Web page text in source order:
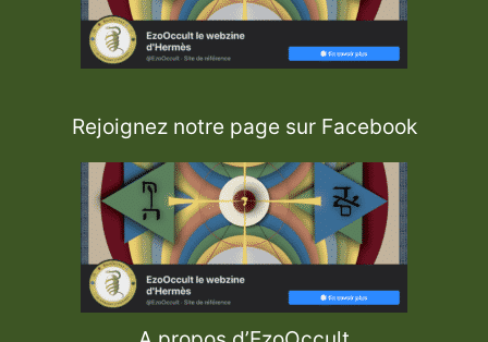
Rejoignez notre page sur Facebook